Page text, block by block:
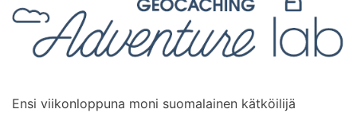
Ensi viikonloppuna moni suomalainen kätköilijä